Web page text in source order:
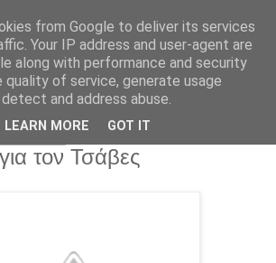
τον Τσάβες
from Google to deliver its services
Your IP address and user-agent are
along with performance and security
of service, generate usage
and address abuse.
LEARN MORE GOT IT